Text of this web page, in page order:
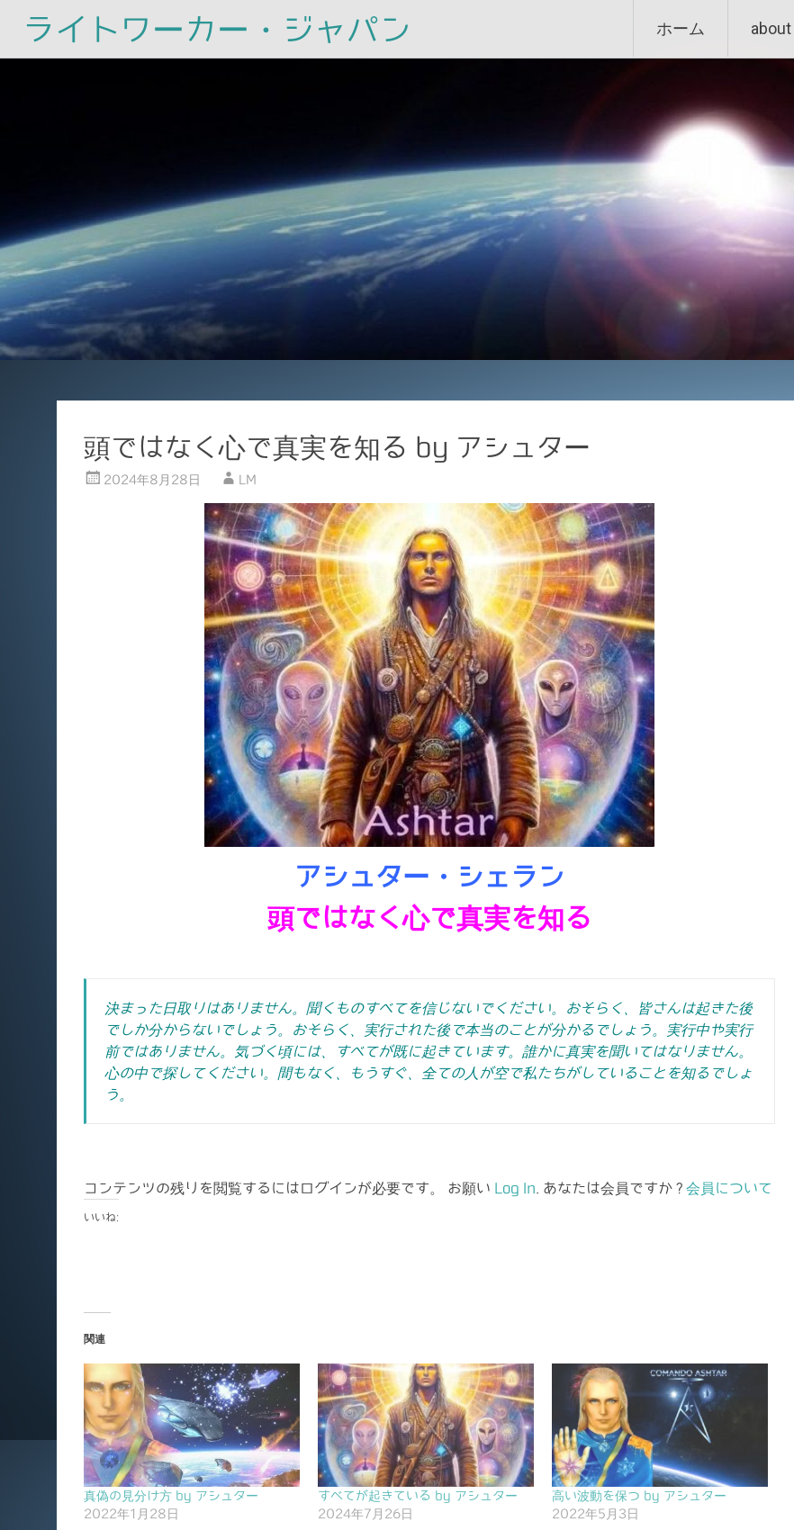
ライトワーカー・ジャパン
to
ホーム about
頭ではなく心で真実を知る by アシュター
2024年8月28日 LM
アシュター・シェラン
頭ではなく心で真実を知る
決まった日取りはありません。聞くものすべてを信じないでください。おそらく、皆さんは起きた後
でしか分からないでしょう。おそらく、実行された後で本当のことが分かるでしょう。実行中や実行
前ではありません。気づく頃には、すべてが既に起きています。誰かに真実を聞いてはなりません。
心の中で探してください。間もなく、もうすぐ、全ての人が空で私たちがしていることを知るでしょ
う。
コンテンツの残りを閲覧するにはログインが必要です。 お願い Log In . あなたは会員ですか ? 会員について
いいね:
関連
真偽の見分け方 by アシュター
2022年1月28日
すべてが起きている by アシュター
2024年7月26日
高い波動を保つ by アシュター
2022年5月3日